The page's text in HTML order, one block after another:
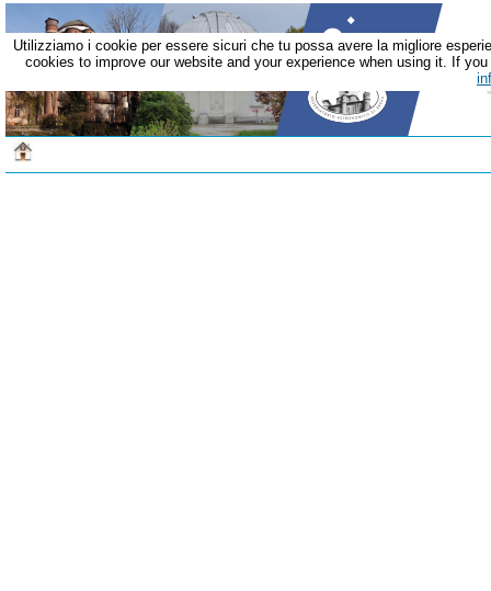
Utilizziamo i cookie per essere sicuri che tu possa avere la migliore
cookies to improve our website and your experience when using it. If